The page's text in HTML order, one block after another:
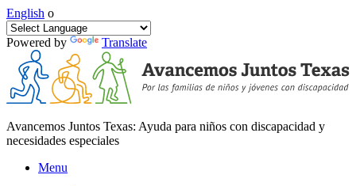
English o
Powered by Translate
Avancemos Juntos Texas: Ayuda para niños con discapacidad y
necesidades especiales
Menu